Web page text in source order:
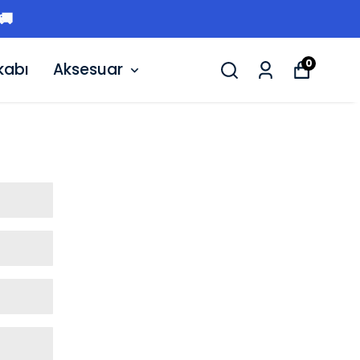
🚚
Aksesuar 0